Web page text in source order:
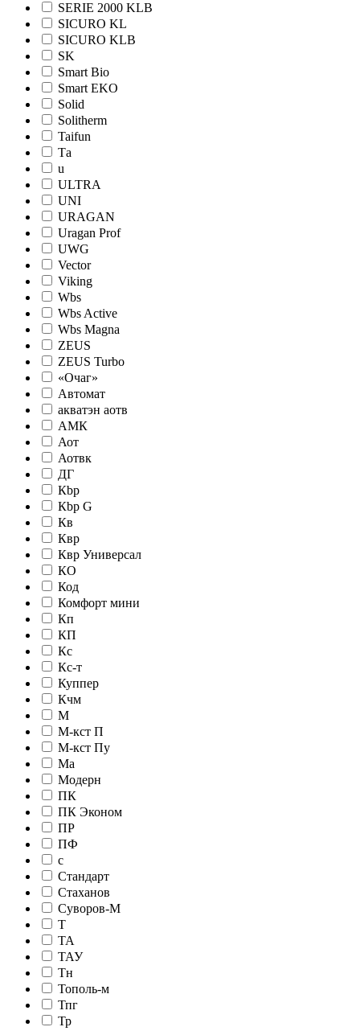
SERIE 2000 KLB
SICURO KL
SICURO KLB
SK
Smart Bio
Smart EKO
Solid
Solitherm
Taifun
Tа
u
ULTRA
UNI
URAGAN
Uragan Prof
UWG
Vector
Viking
Wbs
Wbs Active
Wbs Magna
ZEUS
ZEUS Turbo
«Очаг»
Автомат
акватэн аотв
АМК
Аот
Аотвк
ДГ
Кbр
Кbр G
Кв
Квр
Квр Универсал
КО
Код
Комфорт мини
Кп
КП
Кс
Кс-т
Куппер
Кчм
М
М-кст П
М-кст Пу
Ма
Модерн
ПК
ПК Эконом
ПР
ПФ
с
Стандарт
Стаханов
Суворов-М
Т
ТА
ТАУ
Тн
Тополь-м
Тпг
Тр